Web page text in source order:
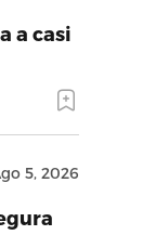
a casi
5, 2026